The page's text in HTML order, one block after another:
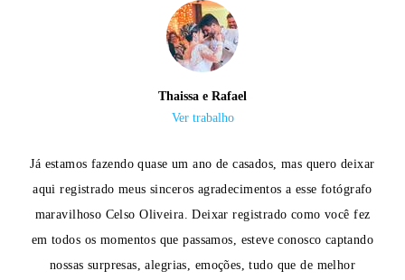
Já estamos fazendo quase um ano de casados, mas quero deixar
aqui registrado meus sinceros agradecimentos a esse fotógrafo
maravilhoso Celso Oliveira. Deixar registrado como você fez
em todos os momentos que passamos, esteve conosco captando
nossas surpresas, alegrias, emoções, tudo que de melhor
Thaissa e Rafael
Ver trabalho